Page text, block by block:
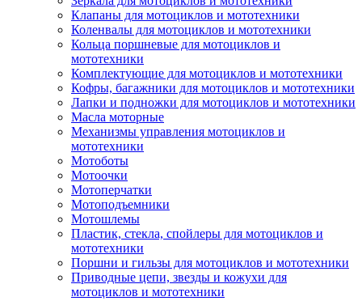
Клапаны для мотоциклов и мототехники
Коленвалы для мотоциклов и мототехники
Кольца поршневые для мотоциклов и
мототехники
Комплектующие для мотоциклов и мототехники
Кофры, багажники для мотоциклов и мототехники
Лапки и подножки для мотоциклов и мототехники
Масла моторные
Механизмы управления мотоциклов и
мототехники
Мотоботы
Мотоочки
Мотоперчатки
Мотоподъемники
Мотошлемы
Пластик, стекла, спойлеры для мотоциклов и
мототехники
Поршни и гильзы для мотоциклов и мототехники
Приводные цепи, звезды и кожухи для
мотоциклов и мототехники